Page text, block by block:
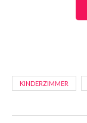
KINDERZIMMER